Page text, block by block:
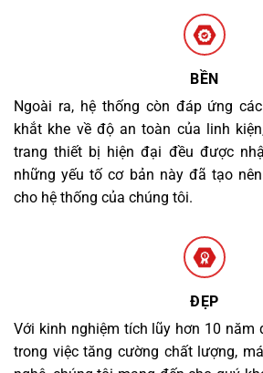
BỀN
Ngoài ra, hệ thống còn đáp ứng
khắt khe về độ an toàn của linh
trang thiết bị hiện đại đều được
những yếu tố cơ bản này đã tạo
cho hệ thống của chúng tôi.
ĐẸP
Với kinh nghiệm tích lũy hơn 10 năm
trong việc tăng cường chất lượng,